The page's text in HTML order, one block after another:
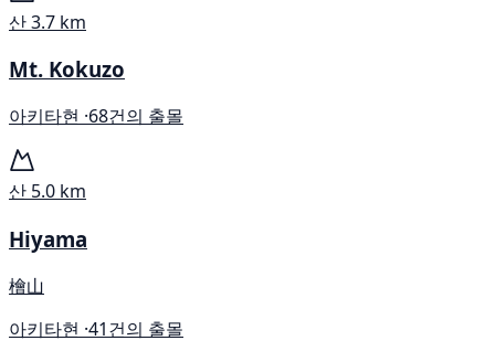
산3.7 km
Mt. Kokuzo
아키타현 ·68건의 출몰
산 5.0 km
Hiyama
檜山
아키타현 ·41건의 출몰